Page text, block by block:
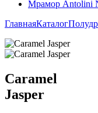
Мрамор Antolini
ГлавнаяКаталог
Caramel
Jasper